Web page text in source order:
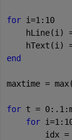
for i=1:10
hLine(i)
hText(i)
end
maxtime =
for t =
for
idx =